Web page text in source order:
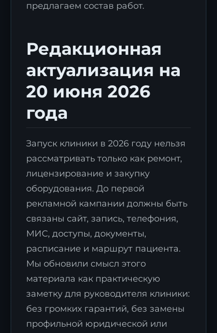
предлагаем состав работ.
Редакционная
актуализация на
20 июня 2026
года
Запуск клиники в 2026 году нельзя
рассматривать только как ремонт,
лицензирование и закупку
оборудования. До первой
рекламной кампании должны быть
связаны сайт, запись, телефония,
МИС, доступы, документы,
расписание и маршрут пациента.
Мы обновили смысл этого
материала как практическую
заметку для руководителя клиники:
без громких гарантий, без замены
профильной юридической или